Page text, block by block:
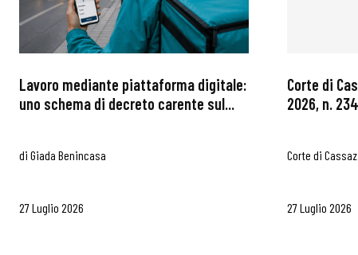
Lavoro mediante piattaforma digitale:
uno schema di decreto carente sul...
di Giada Benincasa
27 Luglio 2026
Corte di
2026, n.
Corte di
27 Luglio 2026